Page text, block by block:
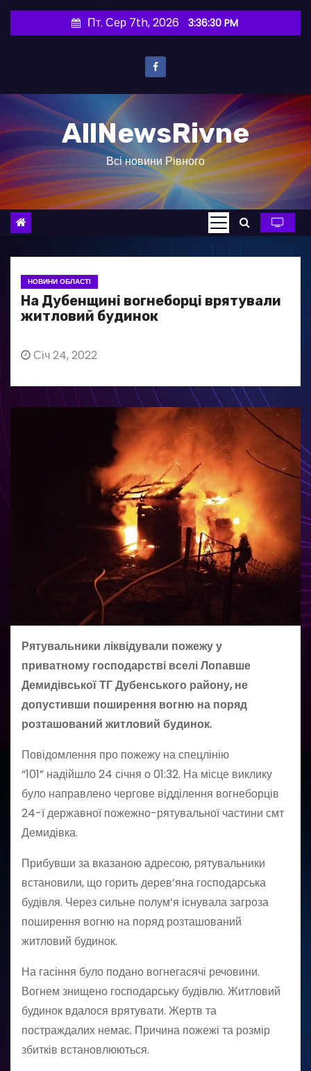
и
о
в
Пт. Сер 7th, 2026 3:36:31 PM
AllNewsRivne
Всі новини Рівного
НОВИНИ ОБЛАСТІ
На Дубенщині вогнеборці врятували
житловий будинок
Січ 24, 2022
Рятувальники ліквідували пожежу у
приватному господарстві вселі Лопавше
Демидівської ТГ Дубенського району, не
допустивши поширення вогню на поряд
розташований житловий будинок.
Повідомлення про пожежу на спецлінію
“101” надійшло 24 січня о 01:32. На місце виклику
було направлено чергове відділення вогнеборців
24-ї державної пожежно-рятувальної частини смт
Демидівка.
Прибувши за вказаною адресою, рятувальники
встановили, що горить дерев’яна господарська
будівля. Через сильне полум’я існувала загроза
поширення вогню на поряд розташований
житловий будинок.
На гасіння було подано вогнегасячі речовини.
Вогнем знищено господарську будівлю. Житловий
будинок вдалося врятувати. Жертв та
постраждалих немає. Причина пожежі та розмір
збитків встановлюються.